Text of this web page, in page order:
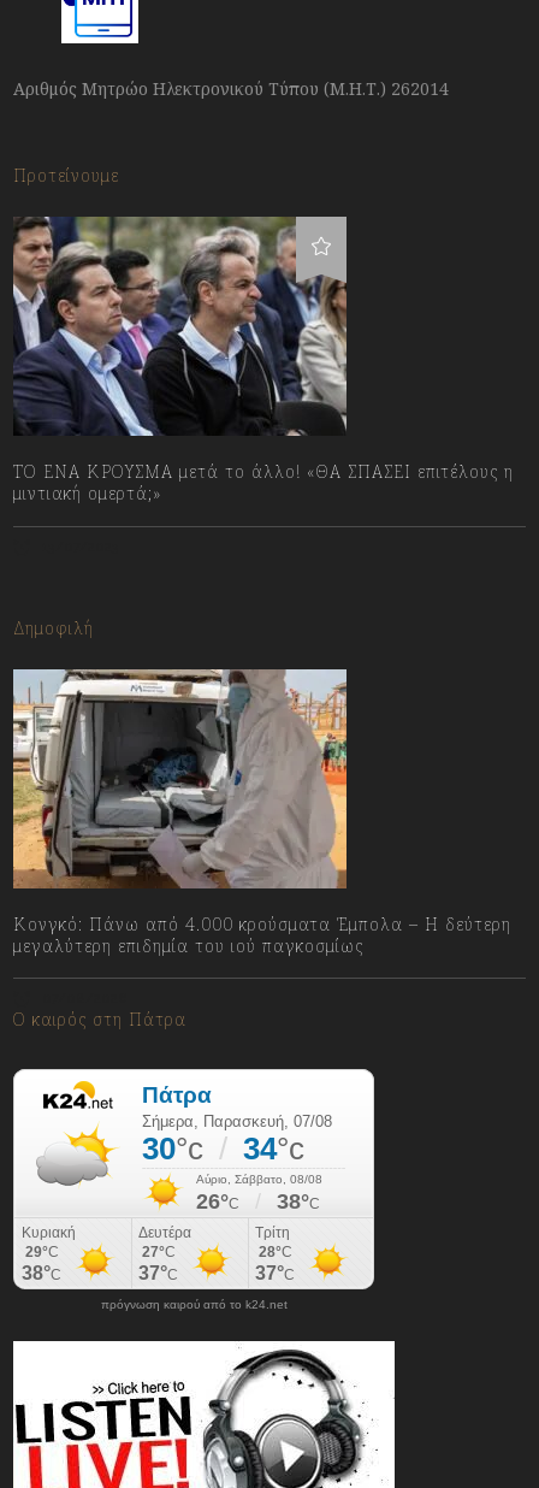
Αριθμός Μητρώο Ηλεκτρονικού Τύπου (Μ.Η.Τ.) 262014
Προτείνουμε
ΤΟ ΕΝΑ ΚΡΟΥΣΜΑ μετά το άλλο! «ΘΑ ΣΠΑΣΕΙ επιτέλους η
μιντιακή ομερτά;»
Δημοφιλή
Κονγκό: Πάνω από 4.000 κρούσματα Έμπολα – Η δεύτερη
μεγαλύτερη επιδημία του ιού παγκοσμίως
Ο καιρός στη Πάτρα
πρόγνωση καιρού από το k24.net